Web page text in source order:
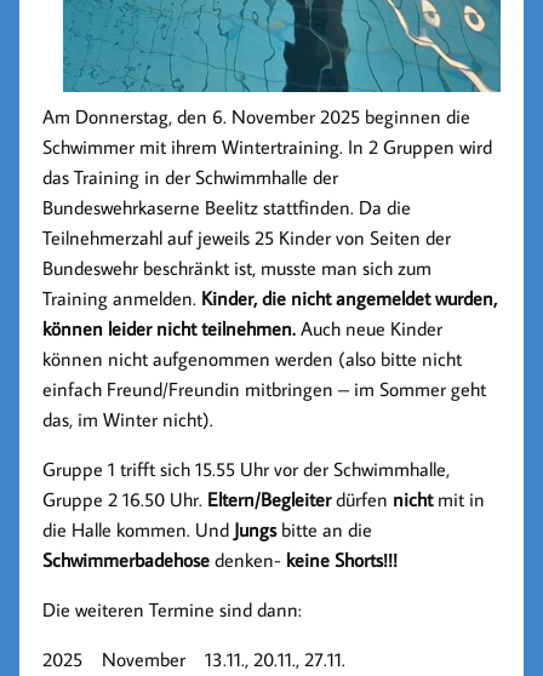
Am Donnerstag, den 6. November 2025 beginnen die
Schwimmer mit ihrem Wintertraining. In 2 Gruppen wird
das Training in der Schwimmhalle der
Bundeswehrkaserne Beelitz stattfinden. Da die
Teilnehmerzahl auf jeweils 25 Kinder von Seiten der
Bundeswehr beschränkt ist, musste man sich zum
Training anmelden. Kinder, die nicht angemeldet wurden,
können leider nicht teilnehmen. Auch neue Kinder
können nicht aufgenommen werden (also bitte nicht
einfach Freund/Freundin mitbringen – im Sommer geht
das, im Winter nicht).
Gruppe 1 trifft sich 15.55 Uhr vor der Schwimmhalle,
Gruppe 2 16.50 Uhr. Eltern/Begleiterdürfen nicht mit in
die Halle kommen. Und Jungsbitte an die
Schwimmerbadehose denken- keine Shorts!!!
Die weiteren Termine sind dann:
2025 November 13.11., 20.11., 27.11.